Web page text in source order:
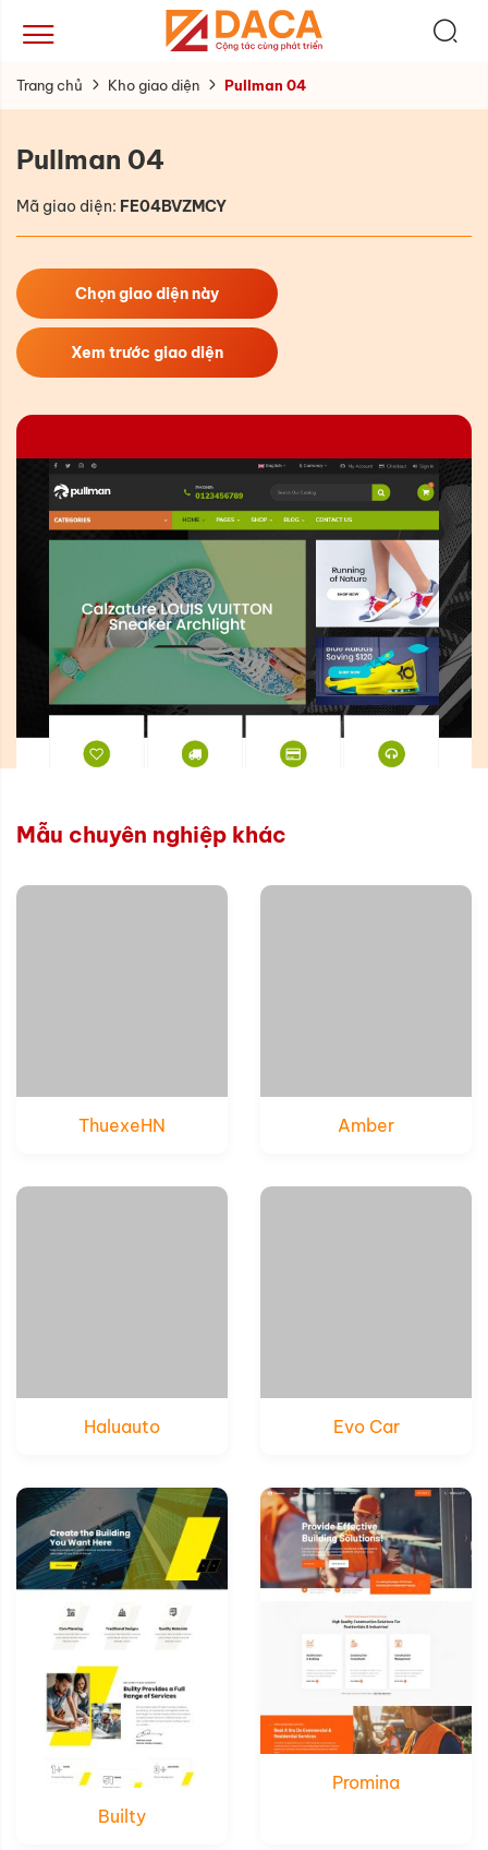
Trang chủ Kho giao diện Pullman 04
Pullman 04
Mã giao diện: FE04BVZMCY
Chọn giao diện này
Xem trước giao diện
Mẫu chuyên nghiệp khác
ThuexeHN Amber
Haluauto Evo Car
Chi tiết
Builty
Chi tiết
Promina